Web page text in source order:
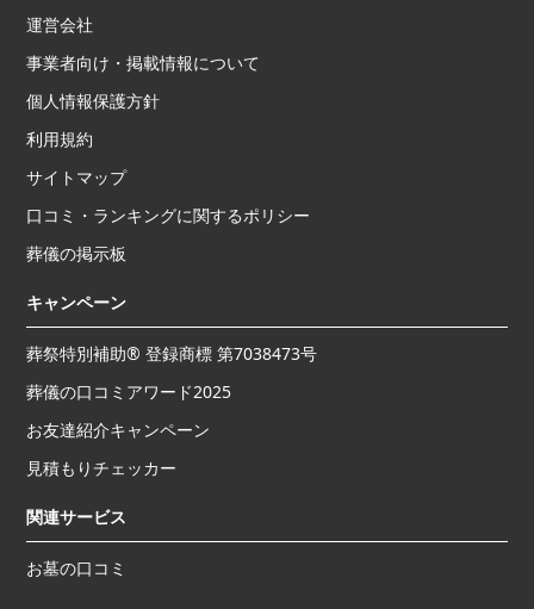
運営会社
事業者向け・掲載情報について
個人情報保護方針
利用規約
サイトマップ
口コミ・ランキングに関するポリシー
葬儀の掲示板
キャンペーン
葬祭特別補助® 登録商標 第7038473号
葬儀の口コミアワード2025
お友達紹介キャンペーン
見積もりチェッカー
関連サービス
お墓の口コミ